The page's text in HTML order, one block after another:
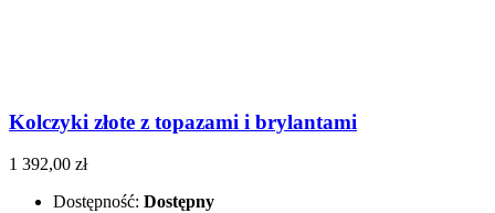
Kolczyki złote z topazami i brylantami
1 392,00 zł
Dostępność: Dostępny